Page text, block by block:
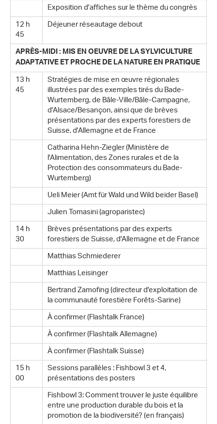
Exposition d'affiches sur le thème du congrès
12 h
45
Déjeuner réseautage debout
APRÈS-MIDI : MIS EN OEUVRE DE LA SYLVICULTURE
ADAPTATIVE ET PROCHE DE LA NATURE EN PRATIQUE
13 h
45
Stratégies de mise en œuvre régionales
illustrées par des exemples tirés du Bade-
Wurtemberg, de Bâle-Ville/Bâle-Campagne,
d'Alsace/Besançon, ainsi que de brèves
présentations par des experts forestiers de
Suisse, d'Allemagne et de France
Catharina Hehn-Ziegler (Ministère de
l'Alimentation, des Zones rurales et de la
Protection des consommateurs du Bade-
Wurtemberg)
Ueli Meier (Amt für Wald und Wild beider Basel)
Julien Tomasini (agroparistec)
14 h
30
Brèves présentations par des experts
forestiers de Suisse, d'Allemagne et de France
Matthias Schmiederer
Matthias Leisinger
Bertrand Zamofing (directeur d'exploitation de
la communauté forestière Forêts-Sarine)
À confirmer (Flashtalk France)
À confirmer (Flashtalk Allemagne)
À confirmer (Flashtalk Suisse)
15 h
00
Sessions parallèles : Fishbowl 3 et 4,
présentations des posters
Fishbowl 3: Comment trouver le juste équilibre
entre une production durable du bois et la
promotion de la biodiversité? (en français)